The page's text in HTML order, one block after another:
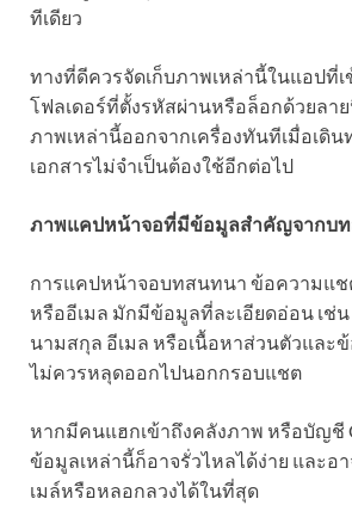
ทีเดียว
ทางที่ดีควรจัดเก็บภาพเหล่านี้ในแอปที่
โฟลเดอร์ที่ตั้งรหัสผ่านหรือล็อกด้วยลา
ภาพเหล่านี้ออกจากเครื่องทันทีเมื่อเดิน
เอกสารไม่จำเป็นต้องใช้อีกต่อไป
ภาพแคปหน้าจอที่มีข้อมูลสำคัญจากบ
การแคปหน้าจอบทสนทนา ข้อความแช
หรืออีเมล มักมีข้อมูลที่ละเอียดอ่อน เช่น
นามสกุล อีเมล หรือเนื้อหาส่วนตัวและ
ไม่ควรหลุดออกไปนอกกรอบแชต
หากมีคนแฮกเข้าถึงคลังภาพ หรือบัญชี
ข้อมูลเหล่านี้ก็อาจรั่วไหลได้ง่าย และอ
เมล์หรือหลอกลวงได้ในที่สุด